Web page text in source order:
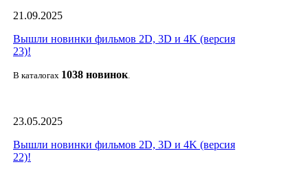
21.09.2025
Вышли новинки фильмов 2D, 3D и 4K (версия
23)!
В каталогах 1038 новинок.
23.05.2025
Вышли новинки фильмов 2D, 3D и 4K (версия
22)!